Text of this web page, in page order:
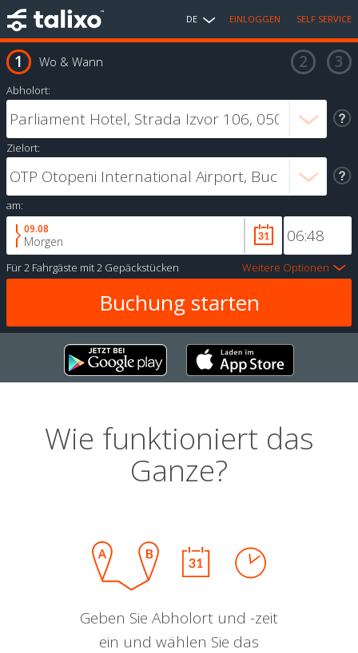
DE EINLOGGEN SELF SERVICE
Wo & Wann
Abholort:
Zielort:
am:
09.08
Morgen
Für2 Fahrgäste mit2 Gepäckstücken Weitere Optionen
Wie funktioniert das
Ganze?
Geben Sie Abholort und -zeit
ein und wählen Sie das